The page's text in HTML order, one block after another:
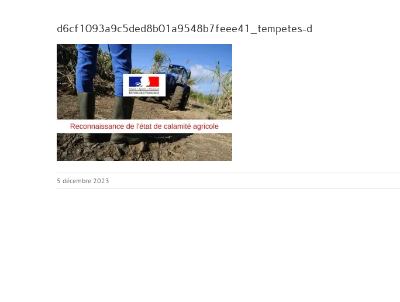
d6cf1093a9c5ded8b01a9548b7feee41_tempetes-d
5 décembre 2023